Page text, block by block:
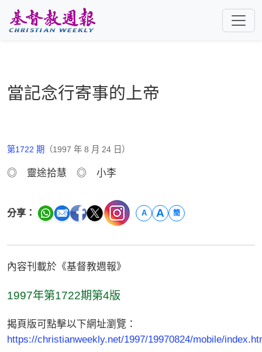
當記念行寄事的上帝
第1722 期 （1997 年 8 月 24 日）
◎ 靈途拾慧 ◎ 小李
分享： A A 簡
內容刊載於《基督教週報》
1997年第1722期第4版
揭頁版可點擊以下網址瀏覽：
https://christianweekly.net/1997/19970824/mobile/